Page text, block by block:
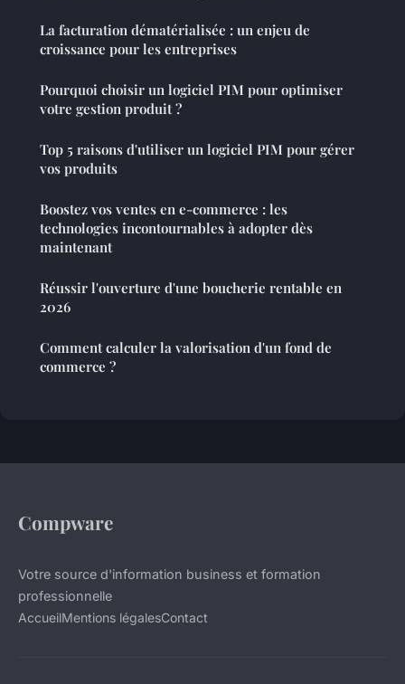
La facturation dématérialisée : un enjeu de
croissance pour les entreprises
Pourquoi choisir un logiciel PIM pour optimiser
votre gestion produit ?
Top 5 raisons d'utiliser un logiciel PIM pour gérer
vos produits
Boostez vos ventes en e-commerce : les
technologies incontournables à adopter dès
maintenant
Réussir l'ouverture d'une boucherie rentable en
2026
Comment calculer la valorisation d'un fond de
commerce ?
Compware
Votre source d'information business et formation
professionnelle
AccueilMentions légalesContact